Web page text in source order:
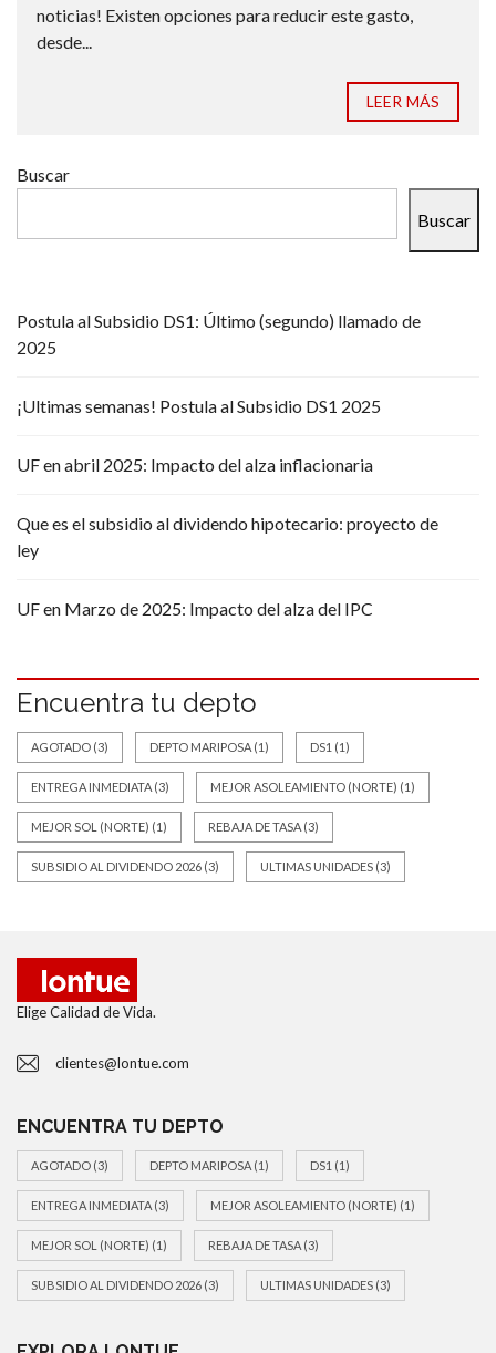
noticias! Existen opciones para reducir este gasto,
desde...
LEER MÁS
Buscar
Buscar
Postula al Subsidio DS1: Último (segundo) llamado de
2025
¡Ultimas semanas! Postula al Subsidio DS1 2025
UF en abril 2025: Impacto del alza inflacionaria
Que es el subsidio al dividendo hipotecario: proyecto de
ley
UF en Marzo de 2025: Impacto del alza del IPC
Encuentra tu depto
AGOTADO (3) DEPTO MARIPOSA (1) DS1 (1)
ENTREGA INMEDIATA (3) MEJOR ASOLEAMIENTO (NORTE) (1)
MEJOR SOL (NORTE) (1) REBAJA DE TASA (3)
SUBSIDIO AL DIVIDENDO 2026 (3) ULTIMAS UNIDADES (3)
Elige Calidad de Vida.
clientes@lontue.com
ENCUENTRA TU DEPTO
AGOTADO (3) DEPTO MARIPOSA (1) DS1 (1)
ENTREGA INMEDIATA (3) MEJOR ASOLEAMIENTO (NORTE) (1)
MEJOR SOL (NORTE) (1) REBAJA DE TASA (3)
SUBSIDIO AL DIVIDENDO 2026 (3) ULTIMAS UNIDADES (3)